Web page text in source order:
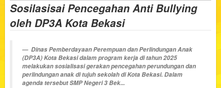
Sosilasisai Pencegahan Anti Bullying
oleh DP3A Kota Bekasi
Dinas Pemberdayaan Perempuan dan Perlindungan Anak
(DP3A) Kota Bekasi dalam program kerja di tahun 2025
melakukan sosialisasi gerakan pencegahan perundungan dan
perlindungan anak di tujuh sekolah di Kota Bekasi. Dalam
agenda tersebut SMP Negeri 3 Bek...